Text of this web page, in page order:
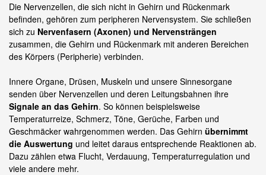
Die Nervenzellen, die sich nicht in Gehirn und Rückenmark
befinden, gehören zum peripheren Nervensystem. Sie schließen
sich zu Nervenfasern (Axonen) und Nervensträngen
zusammen, die Gehirn und Rückenmark mit anderen Bereichen
des Körpers (Peripherie) verbinden.
Innere Organe, Drüsen, Muskeln und unsere Sinnesorgane
senden über Nervenzellen und deren Leitungsbahnen ihre
Signale an das Gehirn. So können beispielsweise
Temperaturreize, Schmerz, Töne, Gerüche, Farben und
Geschmäcker wahrgenommen werden. Das Gehirn übernimmt
die Auswertung und leitet daraus entsprechende Reaktionen ab.
Dazu zählen etwa Flucht, Verdauung, Temperaturregulation und
viele andere mehr.